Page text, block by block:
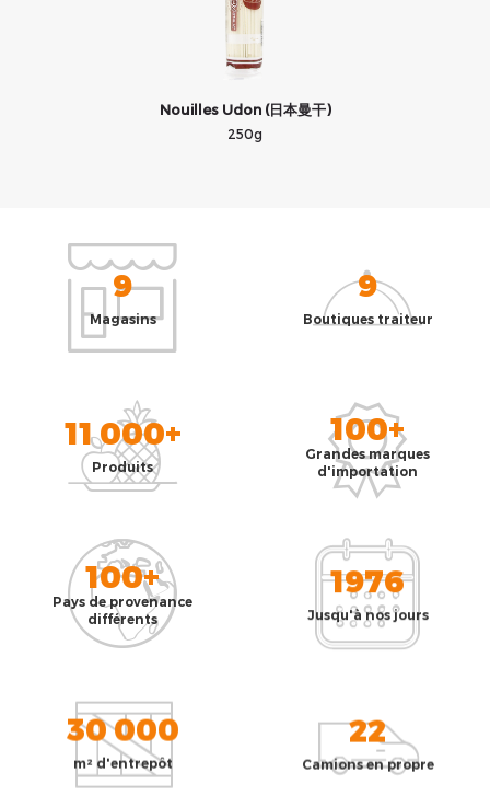
Nouilles Udon (日本曼干)
250g
9
Magasins
9
Boutiques traiteur
11 000+
Produits
100+
Grandes marques
d'importation
100+
Pays de provenance
différents
1976
Jusqu'à nos jours
30 000
m² d'entrepôt
22
Camions en propre